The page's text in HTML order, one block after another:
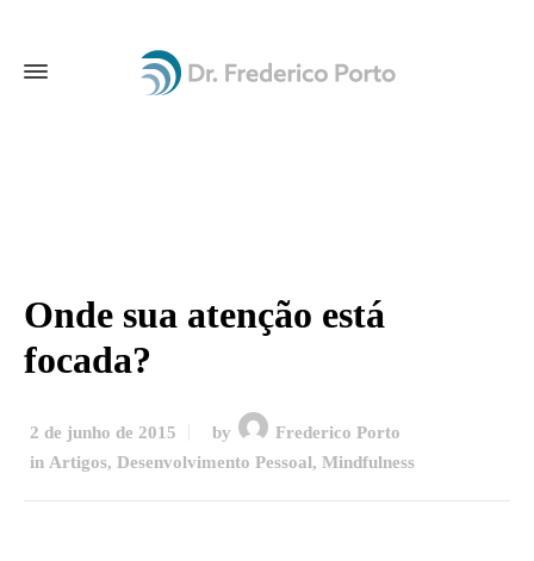
Onde sua atenção está
focada?
2 de junho de 2015 by
Frederico Porto
in Artigos, Desenvolvimento Pessoal, Mindfulness